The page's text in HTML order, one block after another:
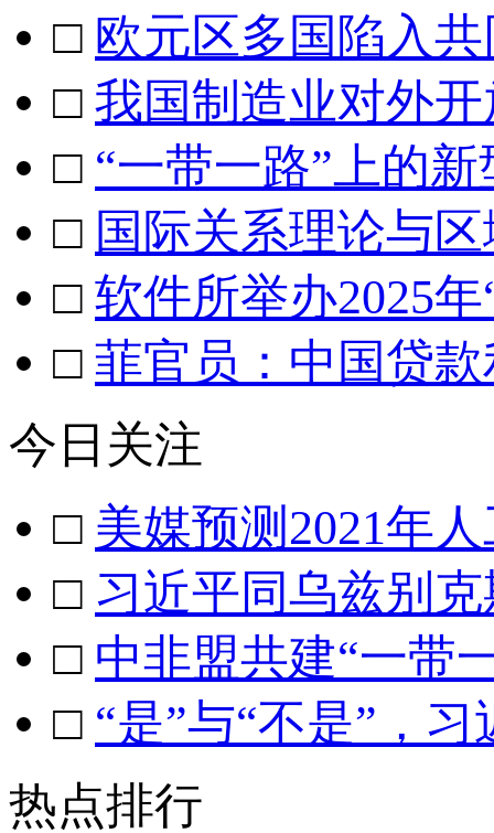
□ 欧元区多国陷入
□ 我国制造业对外
□ “一带一路”上的
□ 国际关系理论与
□ 软件所举办2025
□ 菲官员：中国贷
今日关注
□ 美媒预测2021年
□ 习近平同乌兹别
□ 中非盟共建“一带
□ “是”与“不是”，
热点排行